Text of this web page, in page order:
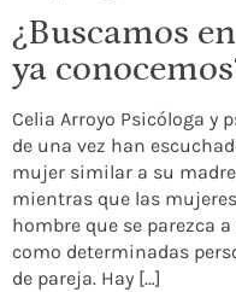
¿Buscamos
ya
Celia Arroyo Psicóloga y
de una vez han
mujer similar a su
mientras que las
hombre que se parezca
como determinadas
de pareja. Hay […]